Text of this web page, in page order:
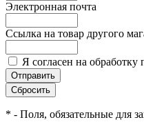
Электронная почта
Ссылка на товар другого
Я согласен на
* - Поля, обязательные для